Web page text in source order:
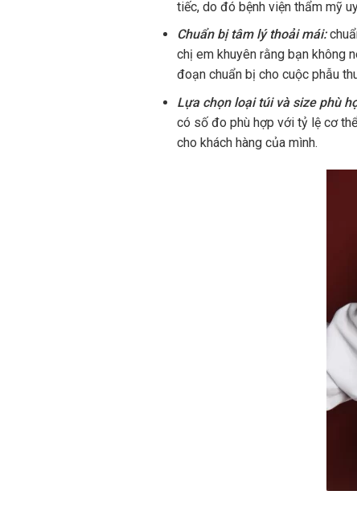
tiếc, do đó bệnh viện thẩm mỹ
Chuẩn bị tâm lý thoải mái:
chị em khuyên rằng bạn không
đoạn chuẩn bị cho cuộc phẫu
Lựa chọn loại túi và size phù
có số đo phù hợp với tỷ lệ cơ
cho khách hàng của mình.